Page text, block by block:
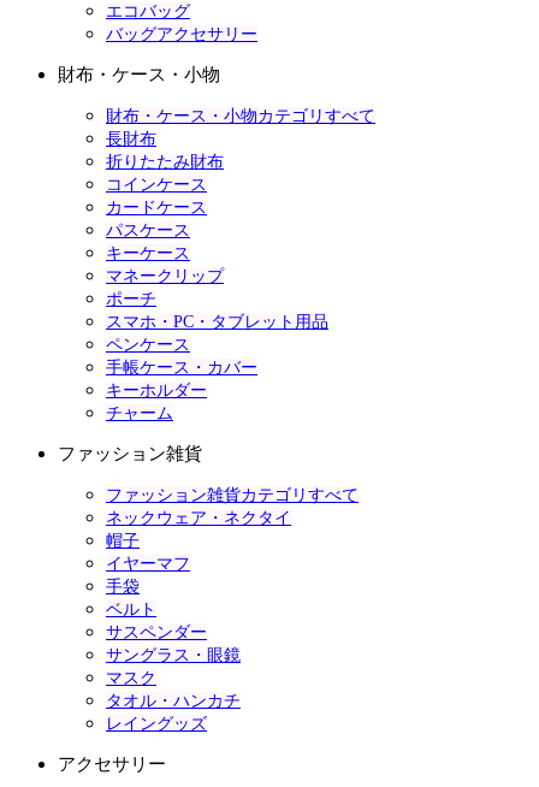
エコバッグ
バッグアクセサリー
財布・ケース・小物
財布・ケース・小物カテゴリすべて
長財布
折りたたみ財布
コインケース
カードケース
パスケース
キーケース
マネークリップ
ポーチ
スマホ・PC・タブレット用品
ペンケース
手帳ケース・カバー
キーホルダー
チャーム
ファッション雑貨
ファッション雑貨カテゴリすべて
ネックウェア・ネクタイ
帽子
イヤーマフ
手袋
ベルト
サスペンダー
サングラス・眼鏡
マスク
タオル・ハンカチ
レイングッズ
アクセサリー